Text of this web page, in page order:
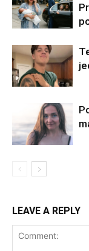
LEAVE A REPLY